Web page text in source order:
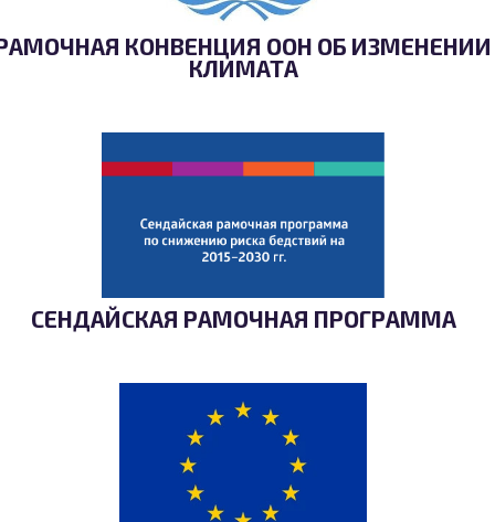
КОНВЕНЦИЯ ООН ОБ ИЗМЕНЕНИИ
КЛИМАТА
СЕНДАЙСКАЯ РАМОЧНАЯ ПРОГРАММА